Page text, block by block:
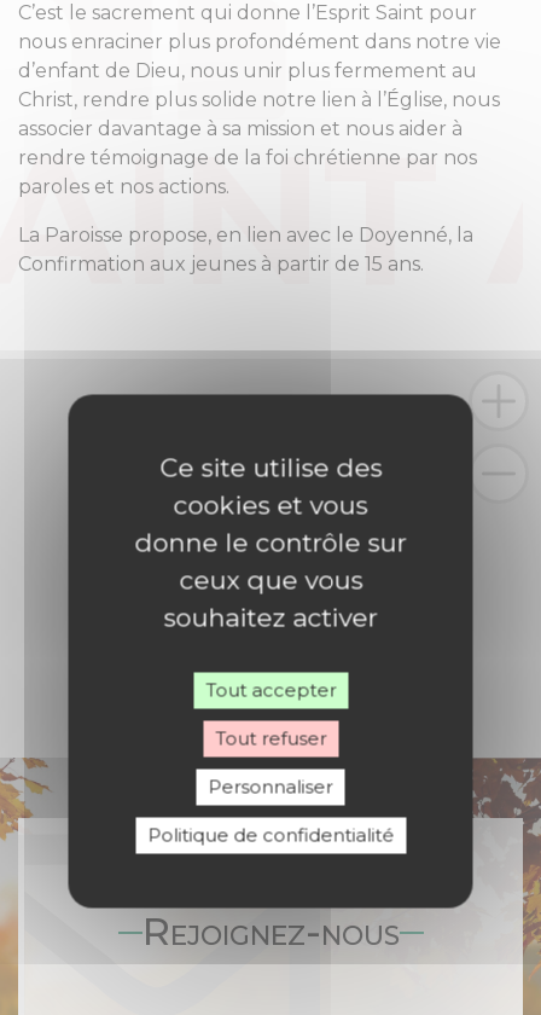
C’est le sacrement qui donne l’Esprit Saint pour
nous enraciner plus profondément dans notre vie
d’enfant de Dieu, nous unir plus fermement au
Christ, rendre plus solide notre lien à l’Église, nous
associer davantage à sa mission et nous aider à
rendre témoignage de la foi chrétienne par nos
paroles et nos actions.
La Paroisse propose, en lien avec le Doyenné, la
Confirmation aux jeunes à partir de 15 ans.
Rejoignez-nous
Ce site utilise des
cookies et vous
donne le contrôle sur
ceux que vous
souhaitez activer
Tout accepter
Tout refuser
Personnaliser
Politique de confidentialité